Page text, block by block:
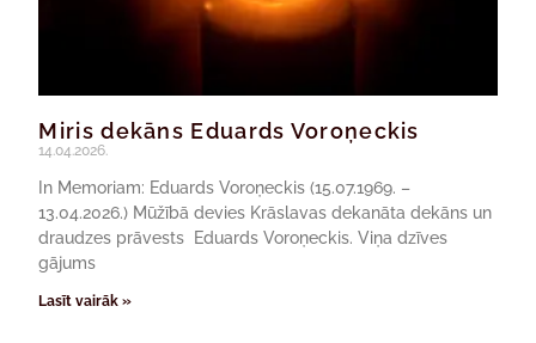
Miris dekāns Eduards Voroņeckis
14.04.2026.
In Memoriam: Eduards Voroņeckis (15.07.1969. –
13.04.2026.) Mūžībā devies Krāslavas dekanāta dekāns un
draudzes prāvests Eduards Voroņeckis. Viņa dzīves
gājums
Lasīt vairāk »